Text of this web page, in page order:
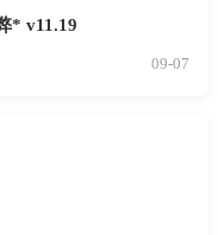
* v11.19
09-07